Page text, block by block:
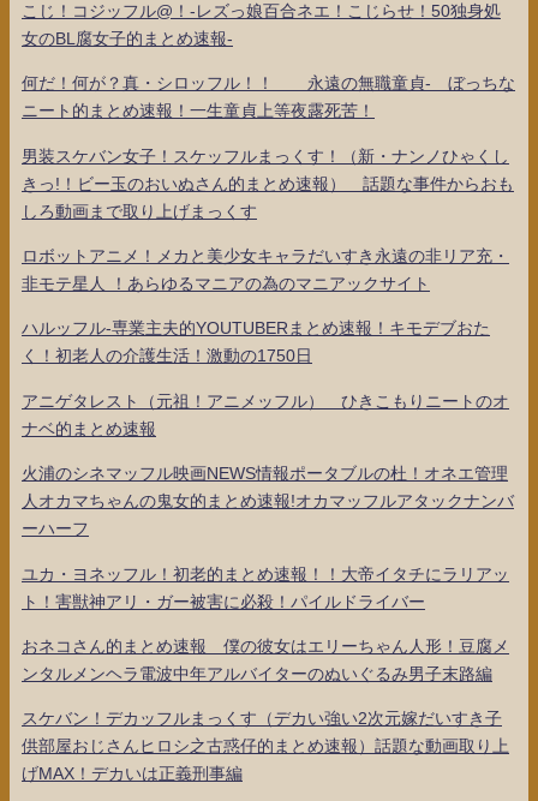
こじ！コジッフル@！-レズっ娘百合ネエ！こじらせ！50独身処
女のBL腐女子的まとめ速報-
何だ！何が？真・シロッフル！！ 永遠の無職童貞- ぼっちな
ニート的まとめ速報！一生童貞上等夜露死苦！
男装スケバン女子！スケッフルまっくす！（新・ナンノひゃくし
きっ!！ビー玉のおいぬさん的まとめ速報） 話題な事件からおも
しろ動画まで取り上げまっくす
ロボットアニメ！メカと美少女キャラだいすき永遠の非リア充・
非モテ星人 ！あらゆるマニアの為のマニアックサイト
ハルッフル-専業主夫的YOUTUBERまとめ速報！キモデブおた
く！初老人の介護生活！激動の1750日
アニゲタレスト（元祖！アニメッフル） ひきこもりニートのオ
ナベ的まとめ速報
火浦のシネマッフル映画NEWS情報ポータブルの杜！オネエ管理
人オカマちゃんの鬼女的まとめ速報!オカマッフルアタックナンバ
ーハーフ
ユカ・ヨネッフル！初老的まとめ速報！！大帝イタチにラリアッ
ト！害獣神アリ・ガー被害に必殺！パイルドライバー
おネコさん的まとめ速報 僕の彼女はエリーちゃん人形！豆腐メ
ンタルメンヘラ電波中年アルバイターのぬいぐるみ男子末路編
スケバン！デカッフルまっくす（デカい強い2次元嫁だいすき子
供部屋おじさんヒロシ之古惑仔的まとめ速報）話題な動画取り上
げMAX！デカいは正義刑事編